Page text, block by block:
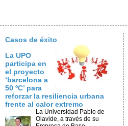
Casos de éxito
La UPO
participa en
el proyecto
‘barcelona a
50 ºC’ para
reforzar la resiliencia urbana
frente al calor extremo
La Universidad Pablo de
Olavide, a través de su